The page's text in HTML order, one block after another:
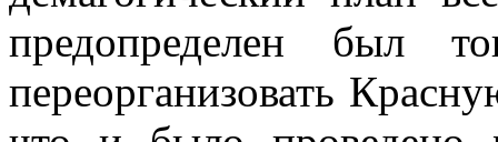
предопределен был
переорга­низовать